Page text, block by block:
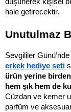
hale getirecektir.
Unutulmaz
erkek hediye seti
ürün yerine
hem şık hem de
Cüzdan ve kemer
parfüm ve